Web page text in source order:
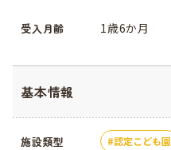
受入月齢 1歳6か月
基本情報
施設類型 認定こども園